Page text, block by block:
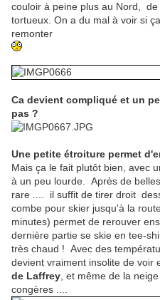
couloir à peine plus au Nord,
tortueux. On a du mal à voir si
remonter
Ca devient compliqué et un
pas ?
Une petite étroiture permet
Mais ça le fait plutôt bien, avec
à un peu lourde. Après de
rare .... il suffit de tirer droit
combe pour skier jusqu'à la
minutes) permet de rerouver
dernière partie se skie en tee-
très chaud ! Avec des
devient vraiment insolite de voir
de Laffrey , et même de la
congères ....